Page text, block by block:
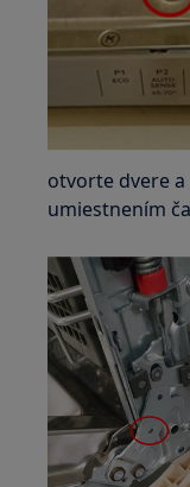
otvorte dvere
umiestnením